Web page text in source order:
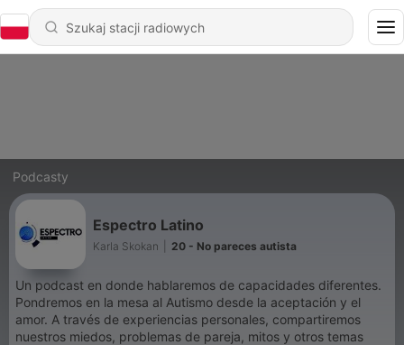
Podcasty
Espectro Latino
Karla Skokan 20 - No pareces autista
Un podcast en donde hablaremos de capacidades diferentes.
Pondremos en la mesa al Autismo desde la aceptación y el
amor. A través de experiencias personales, compartiremos
nuestros miedos, problemas de pareja, mitos y otros temas